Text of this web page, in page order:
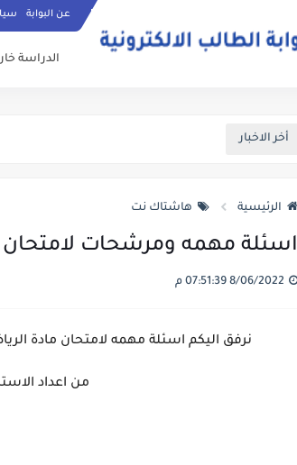
عن البوابة
الدراسة
أخر الاخبار
الرئيسية هاشتاك نت
اسئلة مهمه ومرشحات لامتحان
نرفق اليكم اسئلة مهمه لامتحان مادة الرياضيات
من اعداد